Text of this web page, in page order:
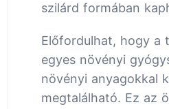
szilárd formában
Előfordulhat, hogy a
egyes növényi
növényi anyagokkal
megtalálható. Ez az